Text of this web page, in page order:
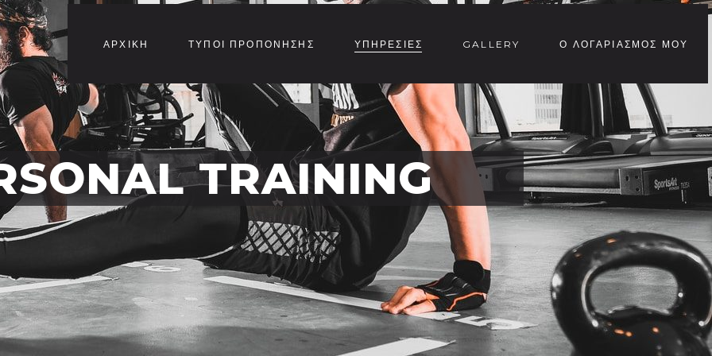
ΑΡΧΙΚΗ ΤΥΠΟΙ ΠΡΟΠΟΝΗΣΗΣ ΥΠΗΡΕΣΙΕΣ GALLERY Ο ΛΟΓΑΡΙΑΣΜΟΣ ΜΟΥ
TRAINING